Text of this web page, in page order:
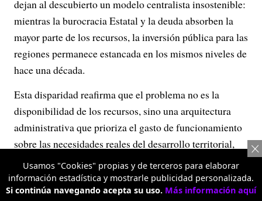
dejan al descubierto un modelo centralista insostenible:
mientras la burocracia Estatal y la deuda absorben la
mayor parte de los recursos, la inversión pública para las
regiones permanece estancada en los mismos niveles de
hace una década.
Esta disparidad reafirma que el problema no es la
disponibilidad de los recursos, sino una arquitectura
administrativa que prioriza el gasto de funcionamiento
sobre las necesidades reales del desarrollo territorial,
asfixiando la capacidad de respuesta en las entidades
territoriales que siguen dependiendo de las
transferencias que les hace el Gobierno central y que
Usamos "Cookies" propias y de terceros para elaborar
información estadística y mostrarle publicidad personalizada.
Si continúa navegando acepta su uso. Más información aquí